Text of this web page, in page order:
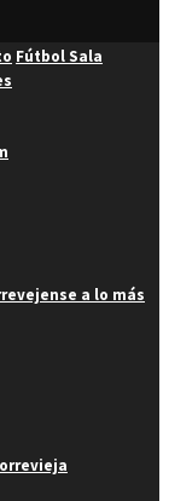
Fútbol Sala
a lo más